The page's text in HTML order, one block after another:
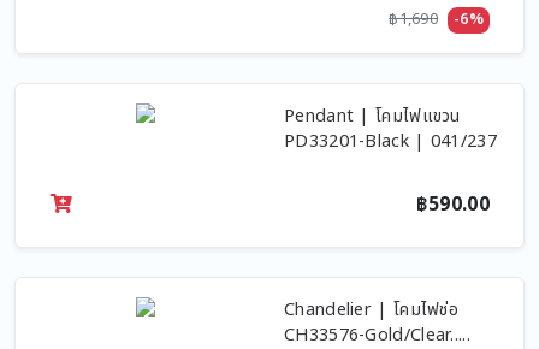
฿1,690 -6%
Pendant | โคมไฟแขวน
PD33201-Black | 041/237
฿590.00
Chandelier | โคมไฟช่อ
CH33576-Gold/Clear.....